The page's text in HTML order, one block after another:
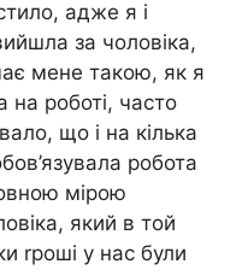
адже я і
за чоловіка,
мене такою, як я
роботі, часто
що і на кілька
робота
мірою
який в той
rроші у нас були